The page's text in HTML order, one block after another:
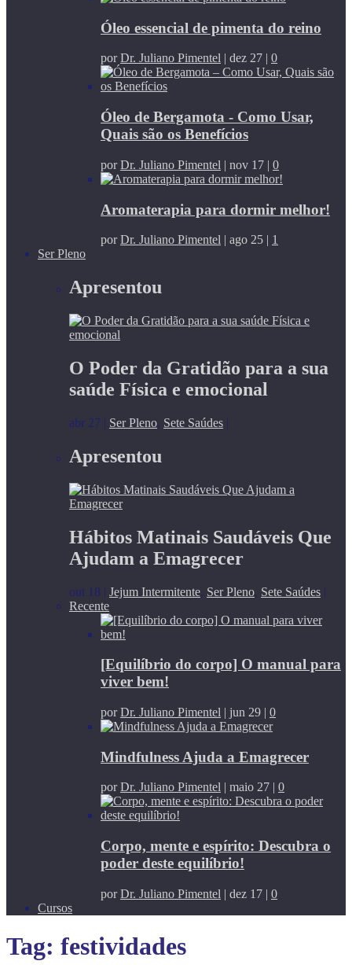
Óleo essencial de pimenta do reino
porDr. Juliano Pimentel dez 27 0
Óleo de Bergamota - Como Usar,
Quais são os Benefícios
porDr. Juliano Pimentel | nov 17 | 0
Aromaterapia para dormir melhor!
porDr. Juliano Pimentel | ago 25 | 1
Ser Pleno
Apresentou
O Poder da Gratidão para a sua
saúde Física e emocional
abr 27 | Ser Pleno, Sete Saúdes |
Apresentou
Hábitos Matinais Saudáveis Que
Ajudam a Emagrecer
out 18 | Jejum Intermitente, Ser Pleno, Sete Saúdes |
Recente
[Equilíbrio do corpo] O manual para
viver bem!
porDr. Juliano Pimentel | jun 29 | 0
Mindfulness Ajuda a Emagrecer
porDr. Juliano Pimentel maio 27 0
Corpo, mente e espírito: Descubra o
poder deste equilíbrio!
porDr. Juliano Pimentel | dez 17 | 0
Cursos
Tag: festividades